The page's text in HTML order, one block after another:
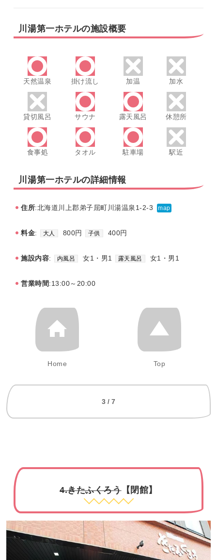
川湯第一ホテルの施設概要
天然温泉 掛け流し 加温 加水
貸切風呂 サウナ 露天風呂 休憩所
食事処 タオル 駐車場 駅近
川湯第一ホテルの詳細情報
住所:北海道川上郡弟子屈町川湯温泉1-2-3 map
料金: 大人 800円 子供 400円
施設内容: 内風呂 女1・男1 露天風呂 女1・男1
営業時間:13:00～20:00
Home Top
3 / 7
4.きたふくろう【閉館】